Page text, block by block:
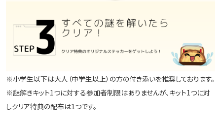
※小学生以下は大人（中学生以上）の方の付き添いを推奨しております。
※謎解きキット1つに対する参加者制限はありませんが、キット1つに対
しクリア特典の配布は1つです。